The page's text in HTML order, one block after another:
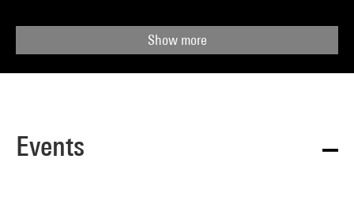
Show more
Events